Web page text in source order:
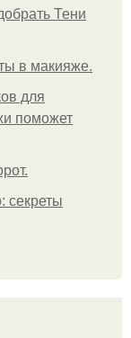
Тени
в макияже.
для
поможет
секреты